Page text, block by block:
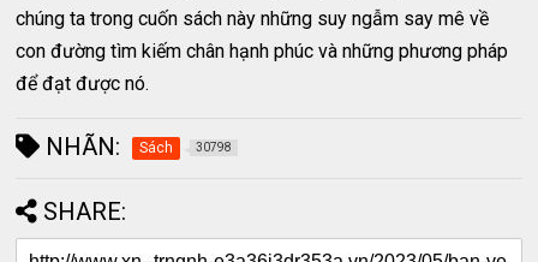
chúng ta trong cuốn sách này những suy ngẫm say mê về
con đường tìm kiếm chân hạnh phúc và những phương pháp
để đạt được nó.
NHÃN: Sách 30798
SHARE: